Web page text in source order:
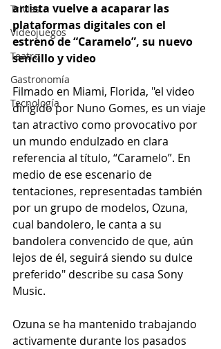
Trivias
Videojuegos
Teatro
Gastronomía
Tecnología
artista vuelve a acaparar las
plataformas digitales con el
estreno de “Caramelo”, su nuevo
sencillo y video
Filmado en Miami, Florida, "el video
dirigido por Nuno Gomes, es un viaje
tan atractivo como provocativo por
un mundo endulzado en clara
referencia al título, “Caramelo”. En
medio de ese escenario de
tentaciones, representadas también
por un grupo de modelos, Ozuna,
cual bandolero, le canta a su
bandolera convencido de que, aún
lejos de él, seguirá siendo su dulce
preferido" describe su casa Sony
Music.
Ozuna se ha mantenido trabajando
activamente durante los pasados